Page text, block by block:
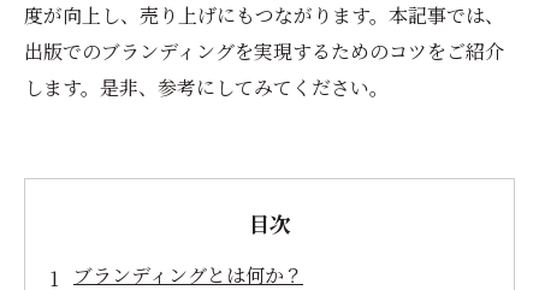
度が向上し、売り上げにもつながります。本記事では、
出版でのブランディングを実現するためのコツをご紹介
します。是非、参考にしてみてください。
目次
ブランディングとは何か？